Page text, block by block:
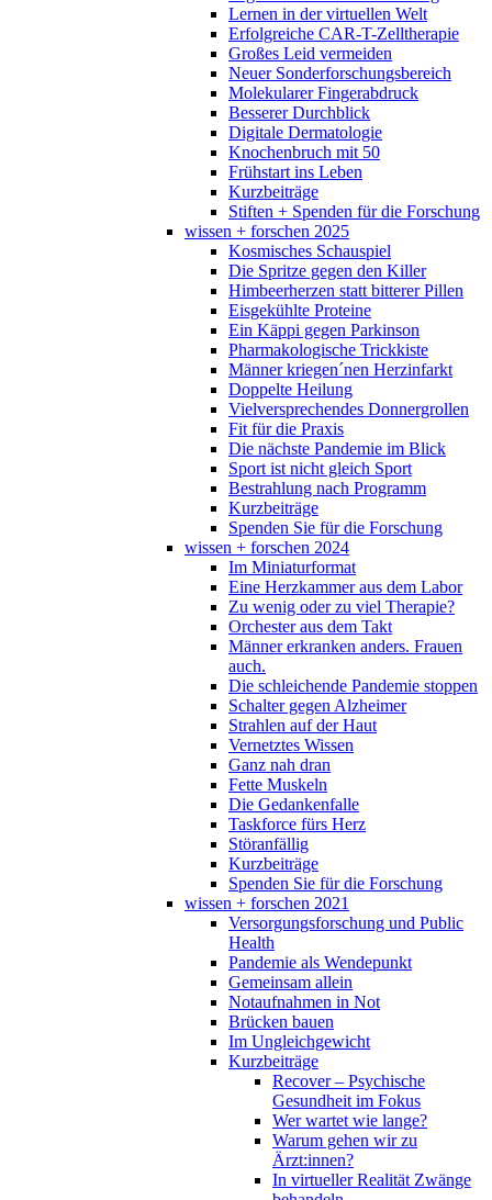
Lernen in der virtuellen Welt
Erfolgreiche CAR-T-Zelltherapie
Großes Leid vermeiden
Neuer Sonderforschungsbereich
Molekularer Fingerabdruck
Besserer Durchblick
Digitale Dermatologie
Knochenbruch mit 50
Frühstart ins Leben
Kurzbeiträge
Stiften + Spenden für die Forschung
wissen + forschen 2025
Kosmisches Schauspiel
Die Spritze gegen den Killer
Himbeerherzen statt bitterer Pillen
Eisgekühlte Proteine
Ein Käppi gegen Parkinson
Pharmakologische Trickkiste
Männer kriegen´nen Herzinfarkt
Doppelte Heilung
Vielversprechendes Donnergrollen
Fit für die Praxis
Die nächste Pandemie im Blick
Sport ist nicht gleich Sport
Bestrahlung nach Programm
Kurzbeiträge
Spenden Sie für die Forschung
wissen + forschen 2024
Im Miniaturformat
Eine Herzkammer aus dem Labor
Zu wenig oder zu viel Therapie?
Orchester aus dem Takt
Männer erkranken anders. Frauen
auch.
Die schleichende Pandemie stoppen
Schalter gegen Alzheimer
Strahlen auf der Haut
Vernetztes Wissen
Ganz nah dran
Fette Muskeln
Die Gedankenfalle
Taskforce fürs Herz
Störanfällig
Kurzbeiträge
Spenden Sie für die Forschung
wissen + forschen 2021
Versorgungsforschung und Public
Health
Pandemie als Wendepunkt
Gemeinsam allein
Notaufnahmen in Not
Brücken bauen
Im Ungleichgewicht
Kurzbeiträge
Recover – Psychische
Gesundheit im Fokus
Wer wartet wie lange?
Warum gehen wir zu
Ärzt:innen?
In virtueller Realität Zwänge